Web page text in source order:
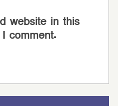
website in this
comment.